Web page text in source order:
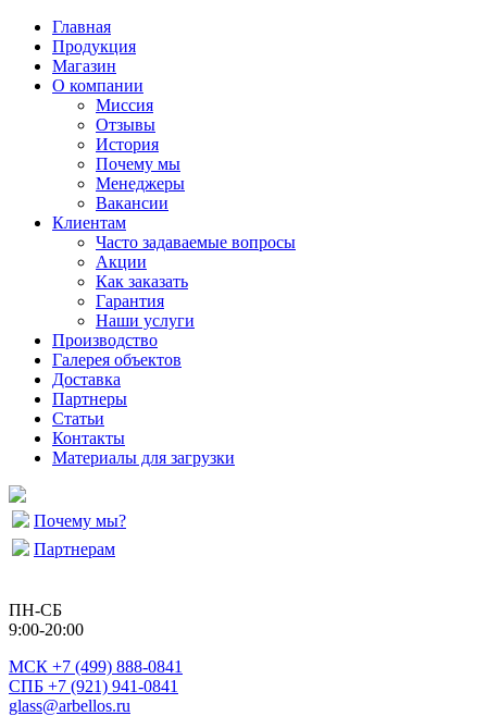
Главная
Продукция
Магазин
О компании
Миссия
Отзывы
История
Почему мы
Менеджеры
Вакансии
Клиентам
Часто задаваемые вопросы
Акции
Как заказать
Гарантия
Наши услуги
Производство
Галерея объектов
Доставка
Партнеры
Статьи
Контакты
Материалы для загрузки
Почему мы?
Партнерам
ПН-СБ
9:00-20:00
МСК +7 (499) 888-0841
СПБ +7 (921) 941-0841
glass@arbellos.ru